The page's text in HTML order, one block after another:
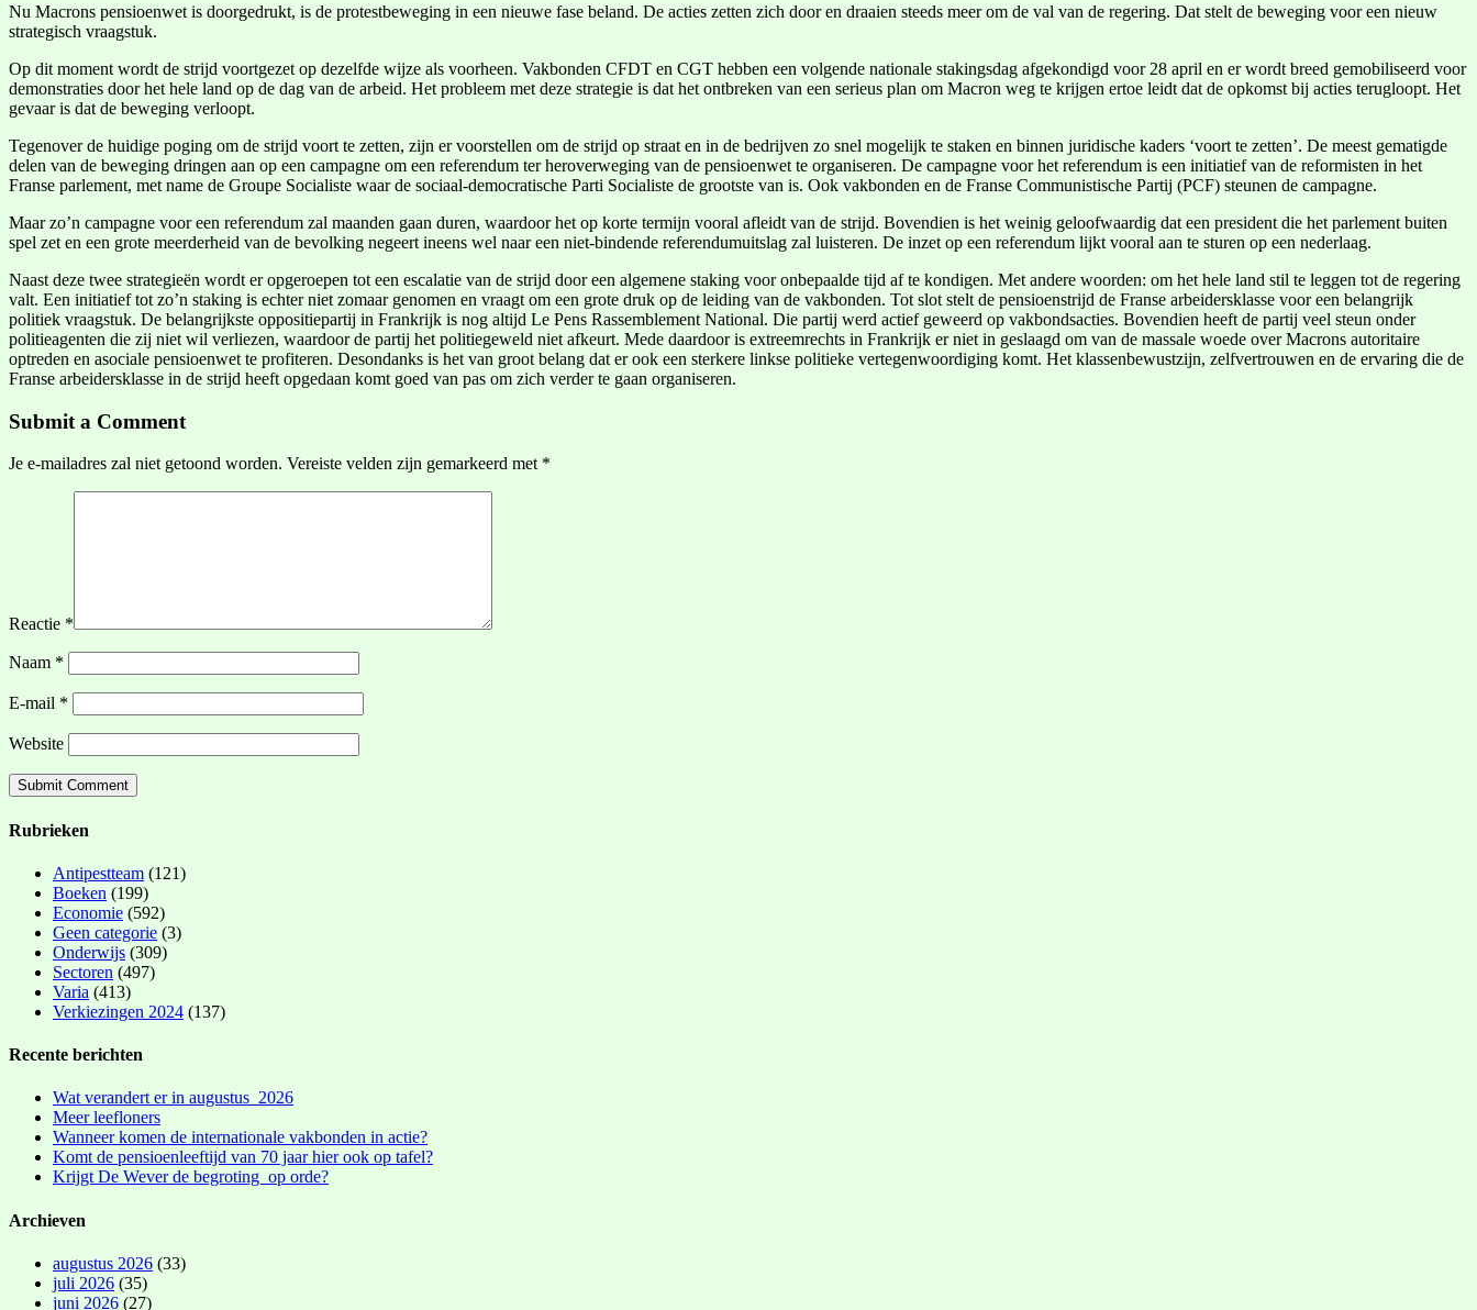
Nu Macrons pensioenwet is doorgedrukt, is de protestbeweging in een nieuwe fase beland. De acties zetten zich door en draaien steeds meer om de val van de regering. Dat stelt de beweging voor een nieuw
strategisch vraagstuk.
Op dit moment wordt de strijd voortgezet op dezelfde wijze als voorheen. Vakbonden CFDT en CGT hebben een volgende nationale stakingsdag afgekondigd voor 28 april en er wordt breed gemobiliseerd voor
demonstraties door het hele land op de dag van de arbeid. Het probleem met deze strategie is dat het ontbreken van een serieus plan om Macron weg te krijgen ertoe leidt dat de opkomst bij acties terugloopt. Het
gevaar is dat de beweging verloopt.
Tegenover de huidige poging om de strijd voort te zetten, zijn er voorstellen om de strijd op straat en in de bedrijven zo snel mogelijk te staken en binnen juridische kaders ‘voort te zetten’. De meest gematigde
delen van de beweging dringen aan op een campagne om een referendum ter heroverweging van de pensioenwet te organiseren. De campagne voor het referendum is een initiatief van de reformisten in het
Franse parlement, met name de Groupe Socialiste waar de sociaal-democratische Parti Socialiste de grootste van is. Ook vakbonden en de Franse Communistische Partij (PCF) steunen de campagne.
Maar zo’n campagne voor een referendum zal maanden gaan duren, waardoor het op korte termijn vooral afleidt van de strijd. Bovendien is het weinig geloofwaardig dat een president die het parlement buiten
spel zet en een grote meerderheid van de bevolking negeert ineens wel naar een niet-bindende referendumuitslag zal luisteren. De inzet op een referendum lijkt vooral aan te sturen op een nederlaag.
Naast deze twee strategieën wordt er opgeroepen tot een escalatie van de strijd door een algemene staking voor onbepaalde tijd af te kondigen. Met andere woorden: om het hele land stil te leggen tot de regering
valt. Een initiatief tot zo’n staking is echter niet zomaar genomen en vraagt om een grote druk op de leiding van de vakbonden. Tot slot stelt de pensioenstrijd de Franse arbeidersklasse voor een belangrijk
politiek vraagstuk. De belangrijkste oppositiepartij in Frankrijk is nog altijd Le Pens Rassemblement National. Die partij werd actief geweerd op vakbondsacties. Bovendien heeft de partij veel steun onder
politieagenten die zij niet wil verliezen, waardoor de partij het politiegeweld niet afkeurt. Mede daardoor is extreemrechts in Frankrijk er niet in geslaagd om van de massale woede over Macrons autoritaire
optreden en asociale pensioenwet te profiteren. Desondanks is het van groot belang dat er ook een sterkere linkse politieke vertegenwoordiging komt. Het klassenbewustzijn, zelfvertrouwen en de ervaring die de
Franse arbeidersklasse in de strijd heeft opgedaan komt goed van pas om zich verder te gaan organiseren.
Submit a Comment
Je e-mailadres zal niet getoond worden. Vereiste velden zijn gemarkeerd met *
Reactie *
Naam *
E-mail *
Website
Rubrieken
Antipestteam (121)
Boeken (199)
Economie (592)
Geen categorie (3)
Onderwijs (309)
Sectoren (497)
Varia (413)
Verkiezingen 2024 (137)
Recente berichten
Wat verandert er in augustus 2026
Meer leefloners
Wanneer komen de internationale vakbonden in actie?
Komt de pensioenleeftijd van 70 jaar hier ook op tafel?
Krijgt De Wever de begroting op orde?
Archieven
augustus 2026 (33)
juli 2026 (35)
juni 2026 (27)